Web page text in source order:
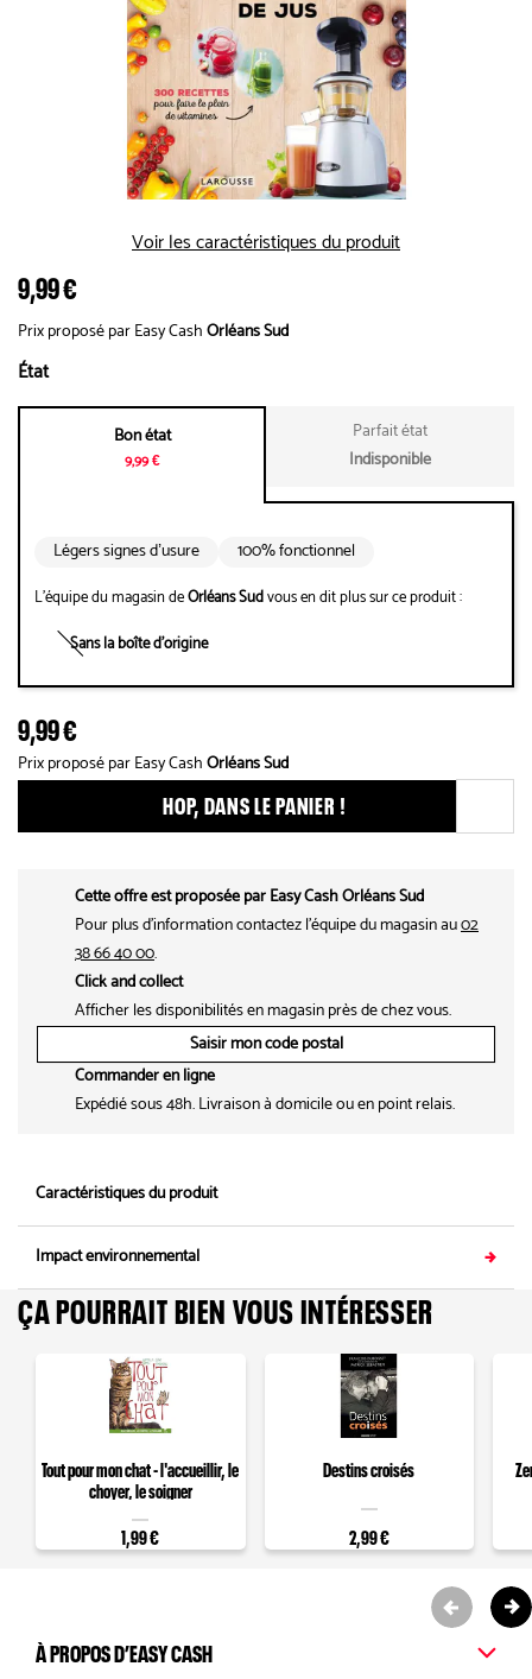
Voir les caractéristiques du produit
9,99 €
Prix proposé par Easy CashOrléans Sud
État
Bon état
9,99 €
Parfait état
Indisponible
Légers signes d’usure 100% fonctionnel
L'équipe du magasin deOrléans Sudvous en dit plus sur ce produit :
Sans la boîte d'origine
9,99 €
Prix proposé par Easy CashOrléans Sud
HOP, DANS LE PANIER !
Cette offre est proposée par Easy Cash Orléans Sud
Pour plus d'information contactez l'équipe du magasin au02
38 66 40 00.
Click and collect
Afficher les disponibilités en magasin près de chez vous.
Saisir mon code postal
Commander en ligne
Expédié sous 48h. Livraison à domicile ou en point relais.
Caractéristiques du produit
Impact environnemental
ÇA POURRAIT BIEN VOUS INTÉRESSER
Tout pour mon chat - l'accueillir, le
choyer, le soigner
1,99 €
Destins croisés
2,99 €
À PROPOS D’EASY CASH